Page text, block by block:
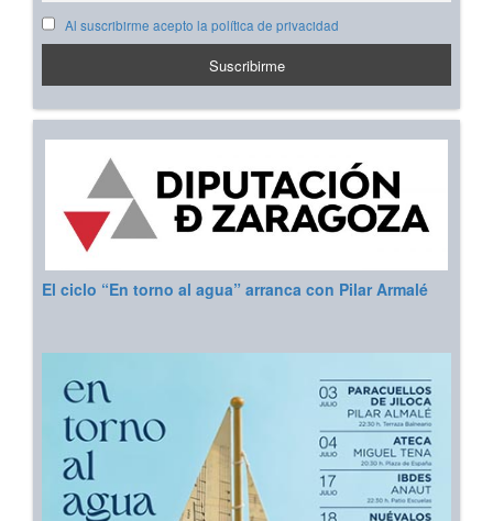
Al suscribirme acepto la política de privacidad
El ciclo “En torno al agua” arranca con Pilar Armalé